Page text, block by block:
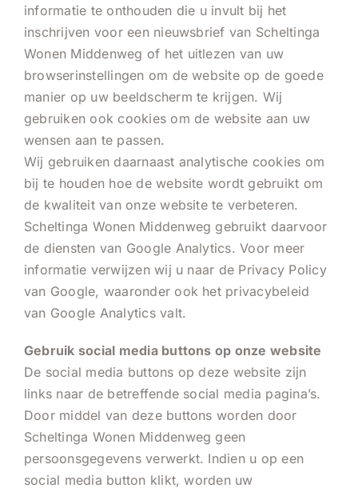
informatie te onthouden die u invult bij het
inschrijven voor een nieuwsbrief van Scheltinga
Wonen Middenweg of het uitlezen van uw
browserinstellingen om de website op de goede
manier op uw beeldscherm te krijgen. Wij
gebruiken ook cookies om de website aan uw
wensen aan te passen.
Wij gebruiken daarnaast analytische cookies om
bij te houden hoe de website wordt gebruikt om
de kwaliteit van onze website te verbeteren.
Scheltinga Wonen Middenweg gebruikt daarvoor
de diensten van Google Analytics. Voor meer
informatie verwijzen wij u naar de Privacy Policy
van Google, waaronder ook het privacybeleid
van Google Analytics valt.
Gebruik social media buttons op onze website
De social media buttons op deze website zijn
links naar de betreffende social media pagina’s.
Door middel van deze buttons worden door
Scheltinga Wonen Middenweg geen
persoonsgegevens verwerkt. Indien u op een
social media button klikt, worden uw